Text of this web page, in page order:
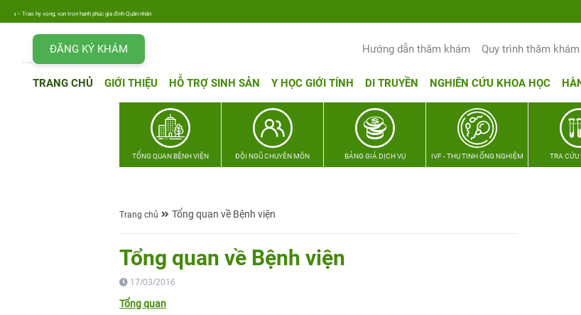
vun trọn hạnh phúc gia đình Quân nhân
ĐĂNG KÝ KHÁM Hướng dẫn thăm khám Quy trình thăm khám
TRANG CHỦ GIỚI THIỆU HỖ TRỢ SINH SẢN Y HỌC GIỚI TÍNH DI TRUYỀN NGHIÊN CỨU KHOA HỌC
TỔNG QUAN BỆNH VIỆN ĐỘI NGŨ CHUYÊN MÔN BẢNG GIÁ DỊCH VỤ IVF - THỤ TINH ỐNG NGHIỆM TRA CỨU
Trang chủ Tổng quan về Bệnh viện
Tổng quan về Bệnh viện
17/03/2016
Tổng quan